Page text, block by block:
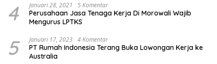
4 Januari 28, 2021 5 Komentar
Perusahaan Jasa Tenaga Kerja Di Morowali Wajib
Mengurus LPTKS
5 Januari 17, 2023 4 Komentar
PT Rumah Indonesia Terang Buka Lowongan Kerja ke
Australia